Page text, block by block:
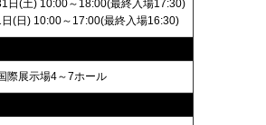
日(土) 10:00～18:00(最終入場17:30)
(日) 10:00～17:00(最終入場16:30)
際展示場4～7ホール